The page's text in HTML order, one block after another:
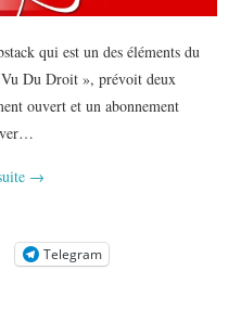
qui est un des éléments du
Vu Du Droit », prévoit deux
ouvert et un abonnement
→
Telegram